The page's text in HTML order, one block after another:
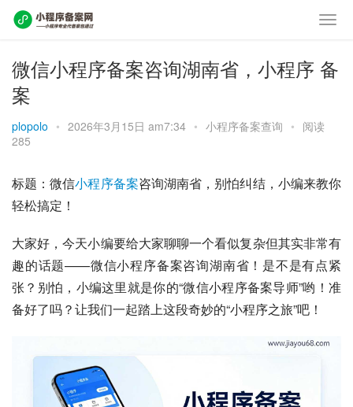
微信小程序备案咨询湖南省，小程序 备
案
plopolo • 2026年3月15日 am7:34 • 小程序备案查询 • 阅读
285
标题：微信小程序备案咨询湖南省，别怕纠结，小编来教你
轻松搞定！
大家好，今天小编要给大家聊聊一个看似复杂但其实非常有
趣的话题——微信小程序备案咨询湖南省！是不是有点紧
张？别怕，小编这里就是你的“微信小程序备案导师”哟！准
备好了吗？让我们一起踏上这段奇妙的“小程序之旅”吧！